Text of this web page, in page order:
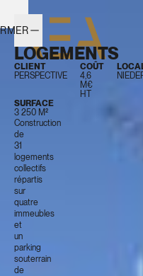
30
LOGEMENTS
CLIENT
PERSPECTIVE
COÛT
4,6
M€
HT
SURFACE
3 250 M²
Construction
de
31
logements
collectifs
répartis
sur
quatre
immeubles
et
un
parking
souterrain
de